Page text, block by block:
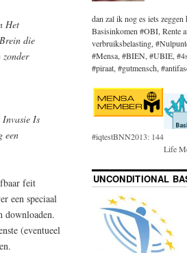
Het
die
Is
een
feit
een speciaal
downloaden.
(eventueel
dan zal ik nog es iets zeggen
Basisinkomen #OBI, Rente
verbruiksbelasting,
#Mensa, #BIEN, #UBIE,
#piraat, #gutmensch,
#iqtestBNN2013: 144
Life
UNCONDITIONAL